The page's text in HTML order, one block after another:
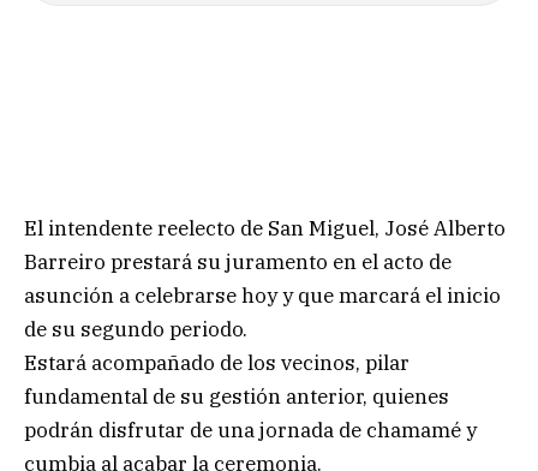
El intendente reelecto de San Miguel, José Alberto
Barreiro prestará su juramento en el acto de
asunción a celebrarse hoy y que marcará el inicio
de su segundo periodo.
Estará acompañado de los vecinos, pilar
fundamental de su gestión anterior, quienes
podrán disfrutar de una jornada de chamamé y
cumbia al acabar la ceremonia.